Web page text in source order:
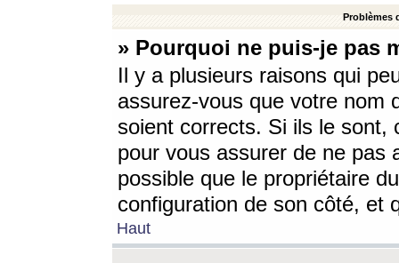
Problèmes
» Pourquoi ne puis-je pas
Il y a plusieurs raisons qui
assurez-vous que votre nom
soient corrects. Si ils le sont,
pour vous assurer de ne pas
possible que le propriétaire
configuration de son côté, et
Haut